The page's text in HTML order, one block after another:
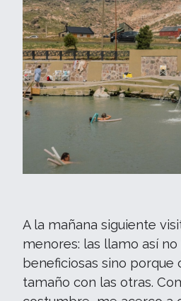
A la mañana siguiente
menores: las llamo así
beneficiosas sino porque
tamaño con las otras.